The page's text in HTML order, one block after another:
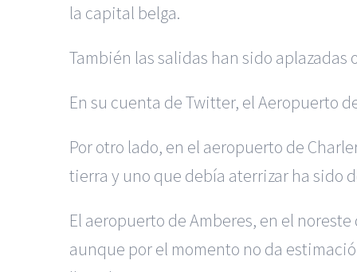
la capital belga.
También las salidas han sido aplazadas
En su cuenta de Twitter, el Aeropuerto
Por otro lado, en el aeropuerto de
tierra y uno que debía aterrizar ha sido
El aeropuerto de Amberes, en el
aunque por el momento no da